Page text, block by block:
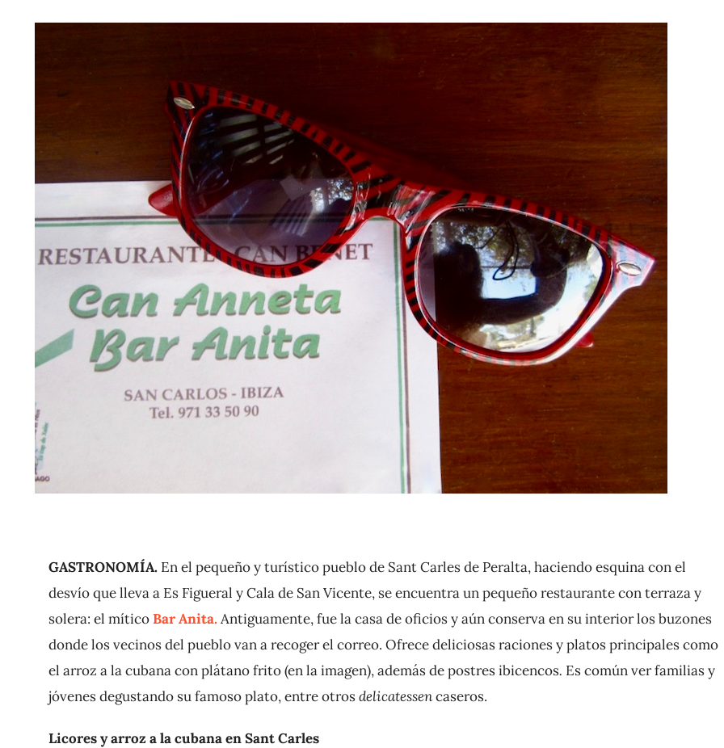
GASTRONOMÍA. En el pequeño y turístico pueblo de Sant Carles de Peralta, haciendo esquina con el
desvío que lleva a Es Figueral y Cala de San Vicente, se encuentra un pequeño restaurante con terraza y
solera: el míticoBar Anita. Antiguamente, fue la casa de oficios y aún conserva en su interior los buzones
donde los vecinos del pueblo van a recoger el correo. Ofrece deliciosas raciones y platos principales como
el arroz a la cubana con plátano frito (en la imagen), además de postres ibicencos. Es común ver familias y
jóvenes degustando su famoso plato, entre otrosdelicatessencaseros.
Licores y arroz a la cubana en Sant Carles